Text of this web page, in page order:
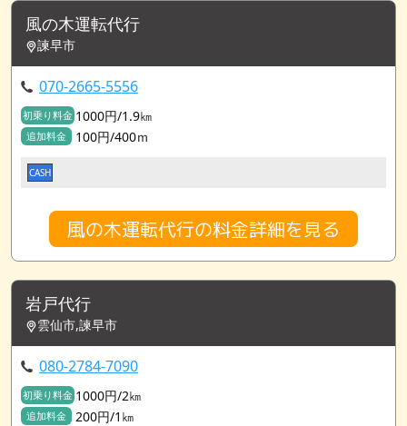
風の木運転代行
諫早市
070-2665-5556
初乗り料金 1000円/1.9㎞
追加料金 100円/400ｍ
CASH
風の木運転代行の料金詳細を見る
岩戸代行
雲仙市,諫早市
080-2784-7090
初乗り料金 1000円/2㎞
追加料金 200円/1㎞